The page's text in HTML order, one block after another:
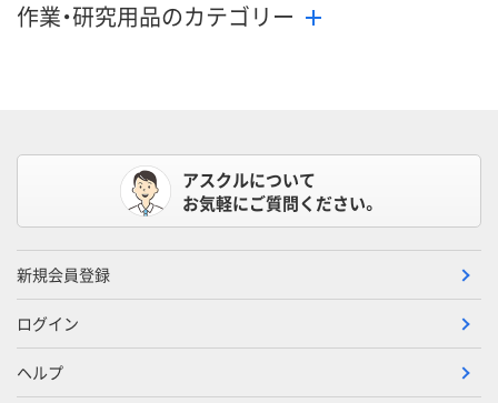
作業・研究用品のカテゴリー
アスクルについて
お気軽にご質問ください。
新規会員登録
ログイン
ヘルプ